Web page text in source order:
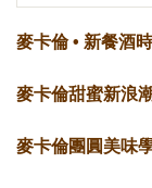
麥卡倫 • 新餐酒
麥卡倫甜蜜新浪潮
麥卡倫團圓美味